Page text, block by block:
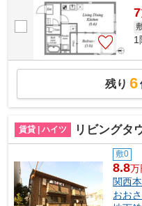
7
1
残り 6
賃貸 | ハイツ リビングタ
敷0
8.8万
関西
おお